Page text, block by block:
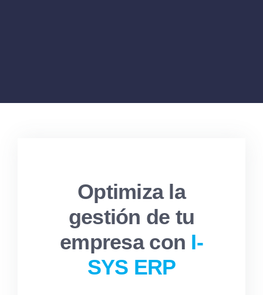
Optimiza la
gestión de tu
empresa con I-
SYS ERP